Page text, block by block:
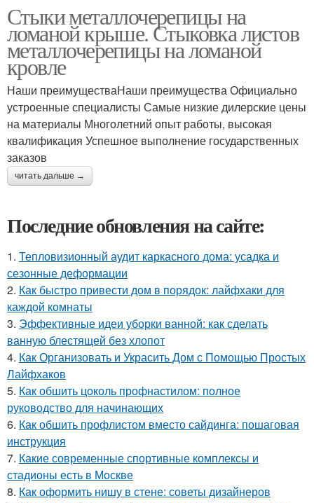
Стыки металлочерепицы на
ломаной крыше. Стыковка листов
металлочерепицы на ломаной
кровле
Наши преимуществаНаши преимущества Официально
устроенные специалисты Самые низкие дилерские цены
на материалы Многолетний опыт работы, высокая
квалификация Успешное выполнение государственных
заказов
читать дальше →
Последние обновления на сайте:
1. Тепловизионный аудит каркасного дома: усадка и
сезонные деформации
2. Как быстро привести дом в порядок: лайфхаки для
каждой комнаты
3. Эффективные идеи уборки ванной: как сделать
ванную блестящей без хлопот
4. Как Организовать и Украсить Дом с Помощью Простых
Лайфхаков
5. Как обшить цоколь профнастилом: полное
руководство для начинающих
6. Как обшить профлистом вместо сайдинга: пошаговая
инструкция
7. Какие современные спортивные комплексы и
стадионы есть в Москве
8. Как оформить нишу в стене: советы дизайнеров